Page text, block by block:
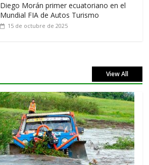
Diego Morán primer ecuatoriano en el
Mundial FIA de Autos Turismo
15 de octubre de 2025
View All